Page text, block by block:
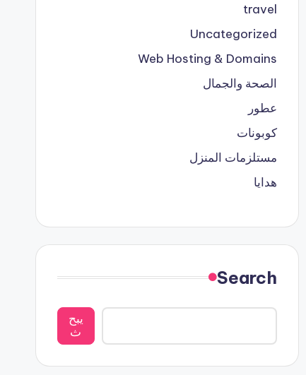
travel
Uncategorized
Web Hosting & Domains
الصحة والجمال
عطور
كوبونات
مستلزمات المنزل
هدايا
Search
يبح
ث